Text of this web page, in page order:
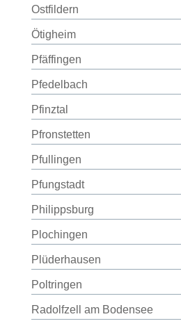
Ostfildern
Ötigheim
Pfäffingen
Pfedelbach
Pfinztal
Pfronstetten
Pfullingen
Pfungstadt
Philippsburg
Plochingen
Plüderhausen
Poltringen
Radolfzell am Bodensee